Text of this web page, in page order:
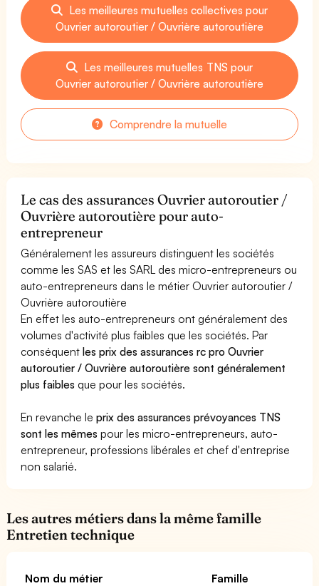
Les meilleures mutuelles collectives pour
Ouvrier autoroutier / Ouvrière autoroutière
Les meilleures mutuelles TNS pour
Ouvrier autoroutier / Ouvrière autoroutière
Comprendre la mutuelle
Le cas des assurances Ouvrier autoroutier /
Ouvrière autoroutière pour auto-
entrepreneur
Généralement les assureurs distinguent les sociétés
comme les SAS et les SARL des micro-entrepreneurs ou
auto-entrepreneurs dans le métier Ouvrier autoroutier /
Ouvrière autoroutière
En effet les auto-entrepreneurs ont généralement des
volumes d'activité plus faibles que les sociétés. Par
conséquentles prix des assurances rc pro Ouvrier
autoroutier / Ouvrière autoroutière sont généralement
plus faibles que pour les sociétés.
En revanche leprix des assurances prévoyances TNS
sont les mêmes pour les micro-entrepreneurs, auto-
entrepreneur, professions libérales et chef d'entreprise
non salarié.
Les autres métiers dans la même famille
Entretien technique
Nom du métier Famille